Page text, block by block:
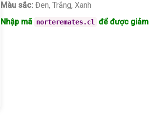
Màu sắc:Đen, Trắng, Xanh
Nhập mã norteremates.cl để được giảm